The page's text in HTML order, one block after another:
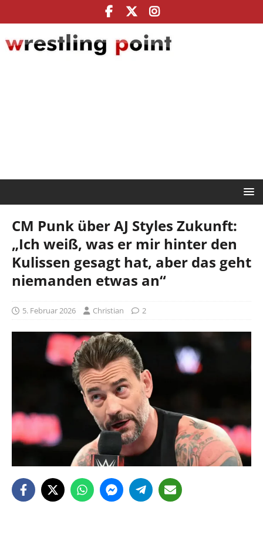
CM Punk über AJ Styles Zukunft:
„Ich weiß, was er mir hinter den
Kulissen gesagt hat, aber das geht
niemanden etwas an“
5. Februar 2026 Christian 2